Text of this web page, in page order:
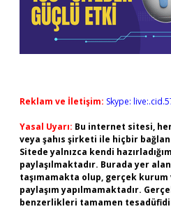
Reklam ve İletişim: Skype:
Yasal Uyarı: Bu internet sitesi,
veya şahıs şirketi ile hiçbir
Sitede yalnızca kendi
paylaşılmaktadır. Burada yer
taşımamakta olup, gerçek kurum
paylaşım yapılmamaktadır.
benzerlikleri tamamen